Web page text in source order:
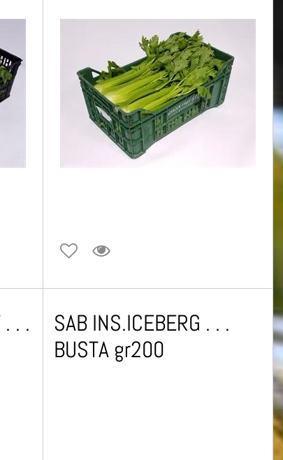
. . .
SAB INS.ICEBERG . . .
BUSTA gr200